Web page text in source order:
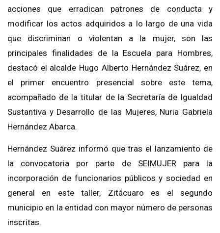
acciones que erradican patrones de conducta y
modificar los actos adquiridos a lo largo de una vida
que discriminan o violentan a la mujer, son las
principales finalidades de la Escuela para Hombres,
destacó el alcalde Hugo Alberto Hernández Suárez, en
el primer encuentro presencial sobre este tema,
acompañado de la titular de la Secretaría de Igualdad
Sustantiva y Desarrollo de las Mujeres, Nuria Gabriela
Hernández Abarca.
Hernández Suárez informó que tras el lanzamiento de
la convocatoria por parte de SEIMUJER para la
incorporación de funcionarios públicos y sociedad en
general en este taller, Zitácuaro es el segundo
municipio en la entidad con mayor número de personas
inscritas.